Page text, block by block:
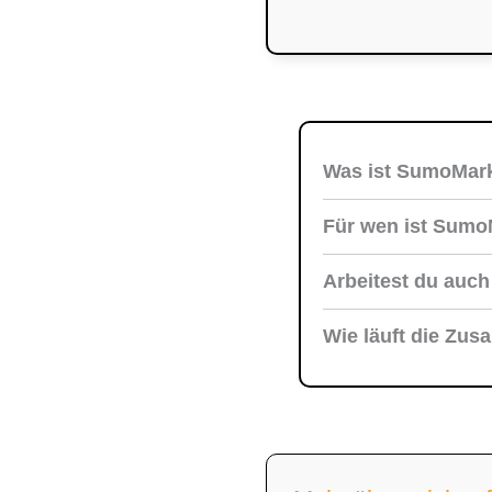
Was ist
SumoMarketing ist
Blabla, sondern
Für wen ist
Für KMUs,
aber mit klarem Plan.
Arbeitest du
Ja, ich unterstütze
Zielgruppe in
Wie läuft die